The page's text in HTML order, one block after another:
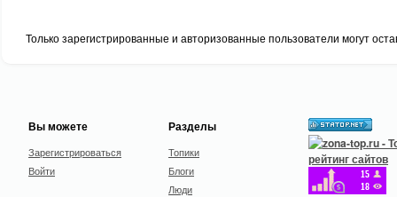
Только зарегистрированные и авторизованные пользователи могут
Вы можете
Зарегистрироваться
Войти
Разделы
Топики
Блоги
Люди